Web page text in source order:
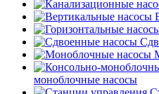
моноблочные насосы